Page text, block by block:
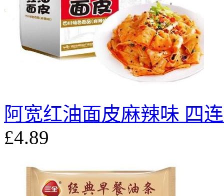
阿宽红油面皮麻辣味 四
£4.89